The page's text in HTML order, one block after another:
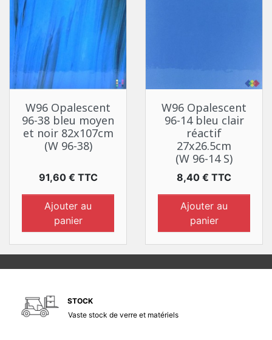
W96 Opalescent
96-38 bleu moyen
et noir 82x107cm
(W 96-38)
Prix
91,60 € TTC
Ajouter au
panier
W96 Opalescent
96-14 bleu clair
réactif
27x26.5cm
(W 96-14 S)
Prix
8,40 € TTC
Ajouter au
panier
STOCK
Vaste stock de verre et matériels